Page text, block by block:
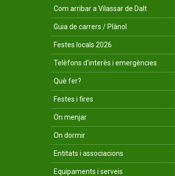
Com arribar a Vilassar de Dalt
Guia de carrers / Plànol
Festes locals 2026
Telèfons d'interès i emergències
Què fer?
Festes i fires
On menjar
On dormir
Entitats i associacions
Equipaments i serveis